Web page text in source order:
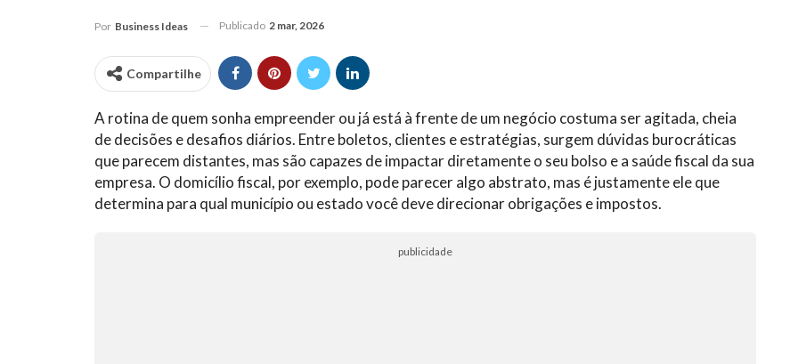
Por Business Ideas Publicado 2 mar, 2026
Compartilhe
A rotina de quem sonha empreender ou já está à frente de um negócio costuma ser agitada, cheia
de decisões e desafios diários. Entre boletos, clientes e estratégias, surgem dúvidas burocráticas
que parecem distantes, mas são capazes de impactar diretamente o seu bolso e a saúde fiscal da sua
empresa. O domicílio fiscal, por exemplo, pode parecer algo abstrato, mas é justamente ele que
determina para qual município ou estado você deve direcionar obrigações e impostos.
publicidade